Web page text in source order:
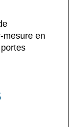
mesure en